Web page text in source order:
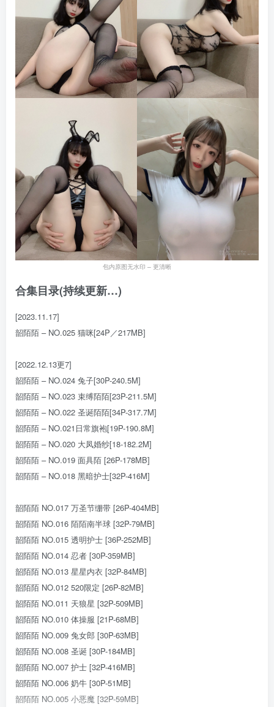
包内原图无水印 – 更清晰
合集目录(持续更新…)
[2023.11.17]
韶陌陌 – NO.025 猫咪[24P／217MB]
[2022.12.13更7]
韶陌陌 – NO.024 兔子[30P-240.5M]
韶陌陌 – NO.023 束缚陌陌[23P-211.5M]
韶陌陌 – NO.022 圣诞陌陌[34P-317.7M]
韶陌陌 – NO.021日常旗袍[19P-190.8M]
韶陌陌 – NO.020 大凤婚纱[18-182.2M]
韶陌陌 – NO.019 面具陌 [26P-178MB]
韶陌陌 – NO.018 黑暗护士[32P-416M]
韶陌陌 NO.017 万圣节绷带 [26P-404MB]
韶陌陌 NO.016 陌陌南半球 [32P-79MB]
韶陌陌 NO.015 透明护士 [36P-252MB]
韶陌陌 NO.014 忍者 [30P-359MB]
韶陌陌 NO.013 星星内衣 [32P-84MB]
韶陌陌 NO.012 520限定 [26P-82MB]
韶陌陌 NO.011 天狼星 [32P-509MB]
韶陌陌 NO.010 体操服 [21P-68MB]
韶陌陌 NO.009 兔女郎 [30P-63MB]
韶陌陌 NO.008 圣诞 [30P-184MB]
韶陌陌 NO.007 护士 [32P-416MB]
韶陌陌 NO.006 奶牛 [30P-51MB]
韶陌陌 NO.005 小恶魔 [32P-59MB]